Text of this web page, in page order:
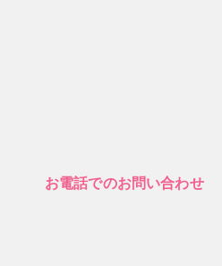
お電話でのお問い合わせ